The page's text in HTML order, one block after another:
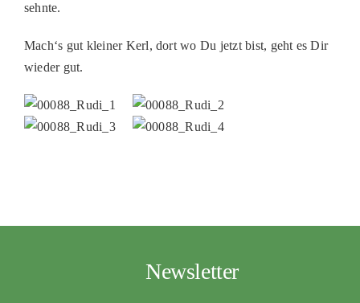
sehnte.
Mach‘s gut kleiner Kerl, dort wo Du jetzt bist, geht es Dir
wieder gut.
Newsletter